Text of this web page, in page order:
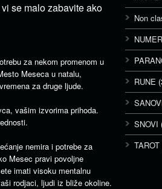
se malo zabavite ako
za nekom promenom u
Meseca u natalu,
za druge ljude.
vašim izvorima prihoda.
nemira i potrebe za
Mesec pravi povoljne
imati visoku mentalnu
rodjaci, ljudi iz bliže okoline.
Non
RUNE
SNOVI
TAROT